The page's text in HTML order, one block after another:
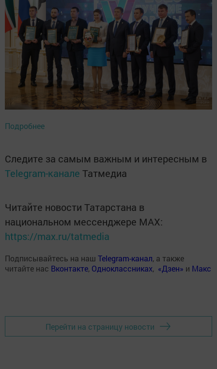
Подробнее
Следите за самым важным и интересным в
Telegram-канале Татмедиа
Читайте новости Татарстана в
национальном мессенджере MАХ:
https://max.ru/tatmedia
Подписывайтесь на наш Telegram-канал, а также
читайте нас Вконтакте, Одноклассниках, «Дзен» и Макс
Перейти на страницу новости